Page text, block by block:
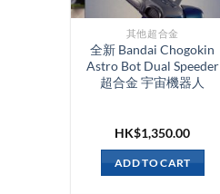
其他超合金
全新 Bandai Chogokin
Astro Bot Dual Speeder
超合金 宇宙機器人
HK$1,350.00
ADD TO CART